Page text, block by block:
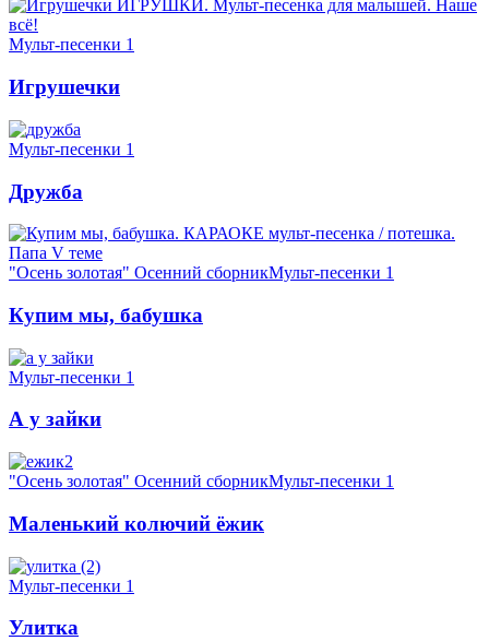
Мульт-песенки 1
Игрушечки
Мульт-песенки 1
Дружба
"Осень золотая" Осенний сборникМульт-песенки 1
Купим мы, бабушка
Мульт-песенки 1
А у зайки
"Осень золотая" Осенний сборникМульт-песенки 1
Маленький колючий ёжик
Мульт-песенки 1
Улитка